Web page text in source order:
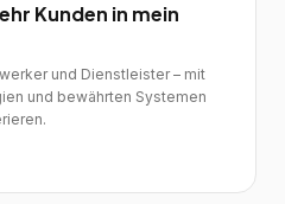
Kunden in mein
und Dienstleister – mit
und bewährten Systemen